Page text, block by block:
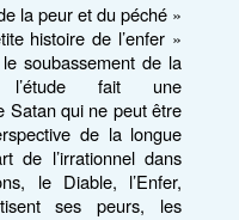
la peur et du péché »
histoire de l’enfer »
soubassement de la
l’étude fait une
Satan qui ne peut être
de la longue
de l’irrationnel dans
le Diable, l’Enfer,
ses peurs, les